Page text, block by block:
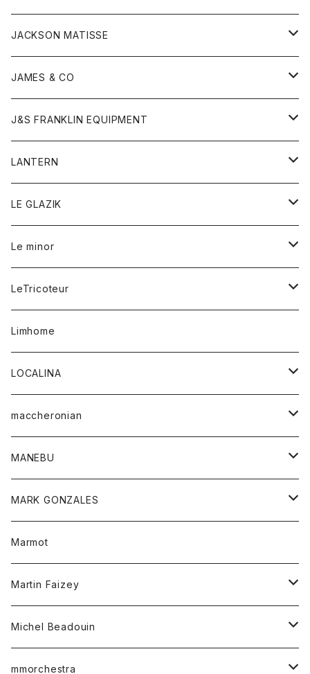
フリース
ストール
マフラー
リング
Tシャツ
グッズ
アンダーウェア
靴
バンダナ
トップス
カーディガン
ジャケット
タンクトップ
Tシャツ
ベスト
ポロシャツ
ロングスリーブTシャツ
ボトム
オーバーオール
ショートパンツ
レディース
アウター
カーディガン
セーター
チュニック
コート
Tシャツ
ロンパース
グッズ
靴
ストール
トップス
カットソー
シャツ
ボトム
オーバーオール
ショートパンツ
レディース
オーバーオール
シャツ
ワンピース
ワンピース
ワンピース
バック
キッズ
トレーナー
トップス
Gジャケット
スウェット
帽子
JACKSON MATISSE
Tシャツ
帽子
JAMES & CO
ボトム
J&S FRANKLIN EQUIPMENT
アウター
LANTERN
アウター
Tシャツ
LE GLAZIK
レディース
コート
シャツ
ワンピース
Tシャツ
Le minor
ボトム
スカート
パンツ
レディース
アウター
カットソー
トップス
シャツ
LeTricoteur
カーディガン
Limhome
LOCALINA
ロングスリーブテーシャツ
maccheronian
靴
MANEBU
靴
MARK GONZALES
トップス
Tシャツ
Marmot
Martin Faizey
ベルト
Michel Beadouin
トップス
mmorchestra